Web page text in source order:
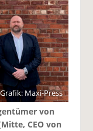
Maxi-Press
von
CEO von